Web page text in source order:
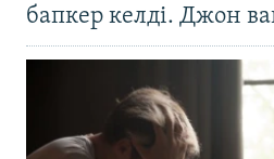
бапкер келді. Джон